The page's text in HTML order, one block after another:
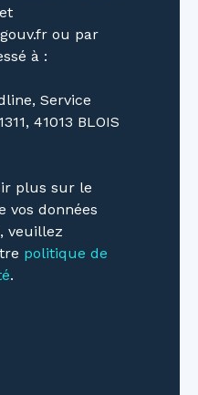
ou par
à :
Service
41013 BLOIS
plus sur le
vos données
veuillez
politique de
.